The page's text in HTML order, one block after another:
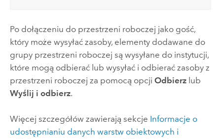
Po dołączeniu do przestrzeni roboczej jako gość,
który może wysyłać zasoby, elementy dodawane do
grupy przestrzeni roboczej są wysyłane do instytucji,
które mogą odbierać lub wysyłać i odbierać zasoby z
przestrzeni roboczej za pomocą opcji Odbierzlub
Wyślij i odbierz.
Więcej szczegółów zawierają sekcje Informacje o
udostępnianiu danych warstw obiektowych i